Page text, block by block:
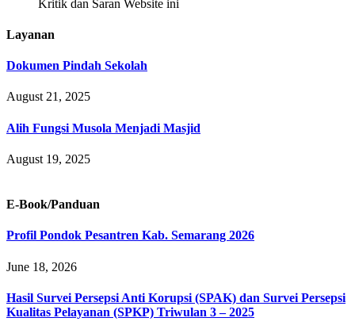
Kritik dan Saran Website ini
Layanan
Dokumen Pindah Sekolah
August 21, 2025
Alih Fungsi Musola Menjadi Masjid
August 19, 2025
E-Book/Panduan
Profil Pondok Pesantren Kab. Semarang 2026
June 18, 2026
Hasil Survei Persepsi Anti Korupsi (SPAK) dan Survei Persepsi
Kualitas Pelayanan (SPKP) Triwulan 3 – 2025